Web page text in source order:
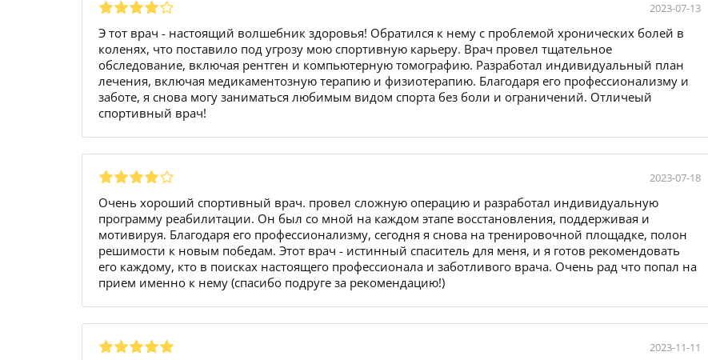
2023-07-13
Э тот врач - настоящий волшебник здоровья! Обратился к нему с проблемой хронических болей в
коленях, что поставило под угрозу мою спортивную карьеру. Врач провел тщательное
обследование, включая рентген и компьютерную томографию. Разработал индивидуальный план
лечения, включая медикаментозную терапию и физиотерапию. Благодаря его профессионализму и
заботе, я снова могу заниматься любимым видом спорта без боли и ограничений. Отличеый
спортивный врач!
2023-07-18
Очень хороший спортивный врач. провел сложную операцию и разработал индивидуальную
программу реабилитации. Он был со мной на каждом этапе восстановления, поддерживая и
мотивируя. Благодаря его профессионализму, сегодня я снова на тренировочной площадке, полон
решимости к новым победам. Этот врач - истинный спаситель для меня, и я готов рекомендовать
его каждому, кто в поисках настоящего профессионала и заботливого врача. Очень рад что попал на
прием именно к нему (спасибо подруге за рекомендацию!)
2023-11-11